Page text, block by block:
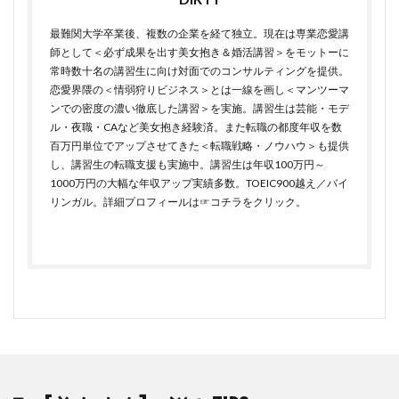
最難関大学卒業後、複数の企業を経て独立。現在は専業恋愛講
師として＜必ず成果を出す美女抱き＆婚活講習＞をモットーに
常時数十名の講習生に向け対面でのコンサルティングを提供。
恋愛界隈の＜情弱狩りビジネス＞とは一線を画し＜マンツーマ
ンでの密度の濃い徹底した講習＞を実施。講習生は芸能・モデ
ル・夜職・CAなど美女抱き経験済。また転職の都度年収を数
百万円単位でアップさせてきた＜転職戦略・ノウハウ＞も提供
し、講習生の転職支援も実施中。講習生は年収100万円～
1000万円の大幅な年収アップ実績多数。TOEIC900越え／バイ
リンガル。詳細プロフィールは☞コチラをクリック 。